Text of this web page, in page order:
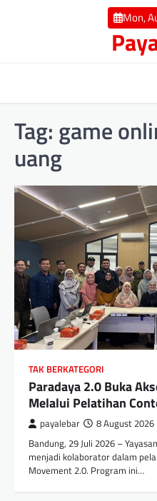
Mon,
Tag: game
uang
TAK BERKATEGORI
Paradaya 2.0 Buka
Melalui Pelatihan
payalebar 8 August 2026
Bandung, 29 Juli 2026 –
menjadi kolaborator dalam
Movement 2.0. Program ini…